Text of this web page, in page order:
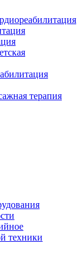
терапия
техники